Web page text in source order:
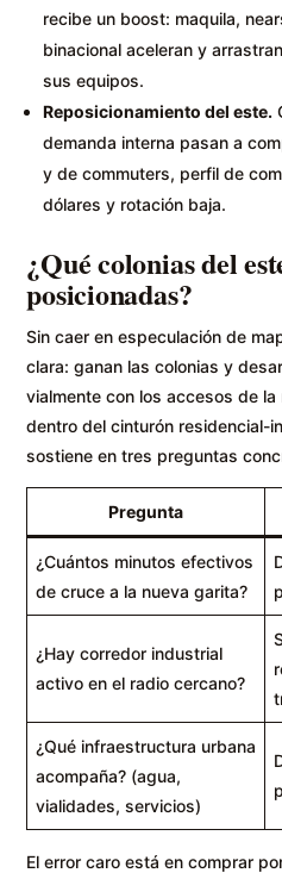
recibe un boost: maquila,
binacional aceleran y
sus equipos.
Reposicionamiento del este.
demanda interna pasan a
y de commuters, perfil de
dólares y rotación baja.
¿Qué colonias del
posicionadas?
Sin caer en especulación de
clara: ganan las colonias y
vialmente con los accesos de
dentro del cinturón residencial-
sostiene en tres preguntas
Pregunta
¿Cuántos minutos efectivos
de cruce a la nueva garita?
¿Hay corredor industrial
activo en el radio cercano?
¿Qué infraestructura urbana
acompaña? (agua,
vialidades, servicios)
El error caro está en comprar